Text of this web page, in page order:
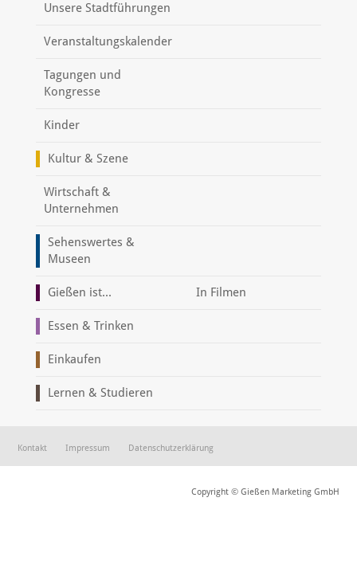
Unsere Stadtführungen
Veranstaltungskalender
Tagungen und
Kongresse
Kinder
Kultur & Szene
Wirtschaft &
Unternehmen
Sehenswertes &
Museen
Gießen ist... In Filmen
Essen & Trinken
Einkaufen
Lernen & Studieren
Kontakt Impressum Datenschutzerklärung
Copyright © Gießen Marketing GmbH